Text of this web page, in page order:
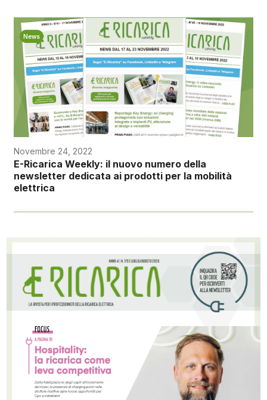
News
Novembre 24, 2022
E-Ricarica Weekly: il nuovo numero della
newsletter dedicata ai prodotti per la mobilità
elettrica